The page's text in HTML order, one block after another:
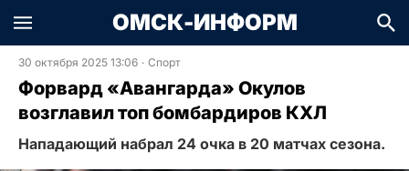
ОМСК-ИНФОРМ
30 октября 2025 13:06 · Спорт
Форвард «Авангарда» Окулов
возглавил топ бомбардиров КХЛ
Нападающий набрал 24 очка в 20 матчах сезона.